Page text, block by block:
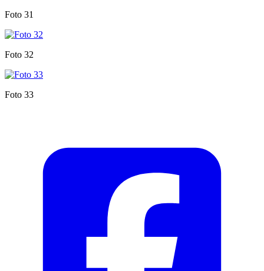
Foto 31
Foto 32
Foto 33